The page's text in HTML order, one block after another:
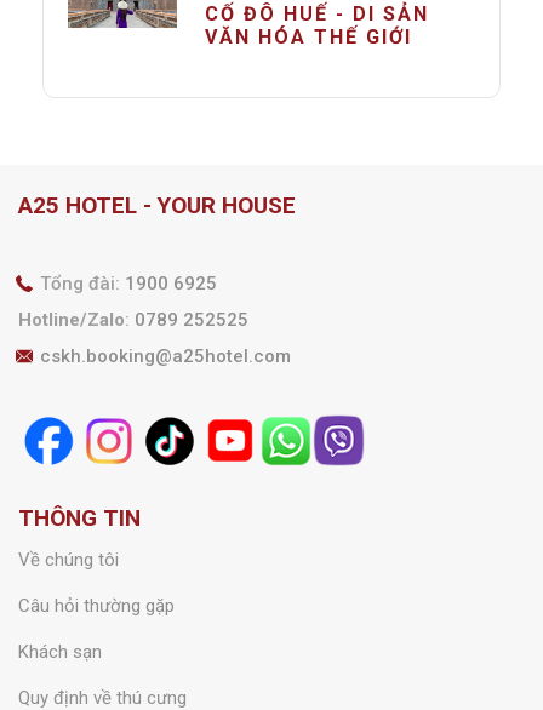
CỐ ĐÔ HUẾ - DI SẢN
VĂN HÓA THẾ GIỚI
A25 HOTEL - YOUR HOUSE
Tổng đài: 1900 6925
Hotline/Zalo: 0789 252525
cskh.booking@a25hotel.com
THÔNG TIN
Về chúng tôi
Câu hỏi thường gặp
Khách sạn
Quy định về thú cưng